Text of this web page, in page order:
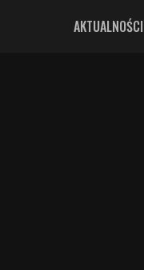
AKTUALNOŚCI